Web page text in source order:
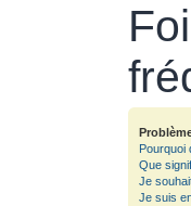
Pourquoi
Que
Je
Je suis